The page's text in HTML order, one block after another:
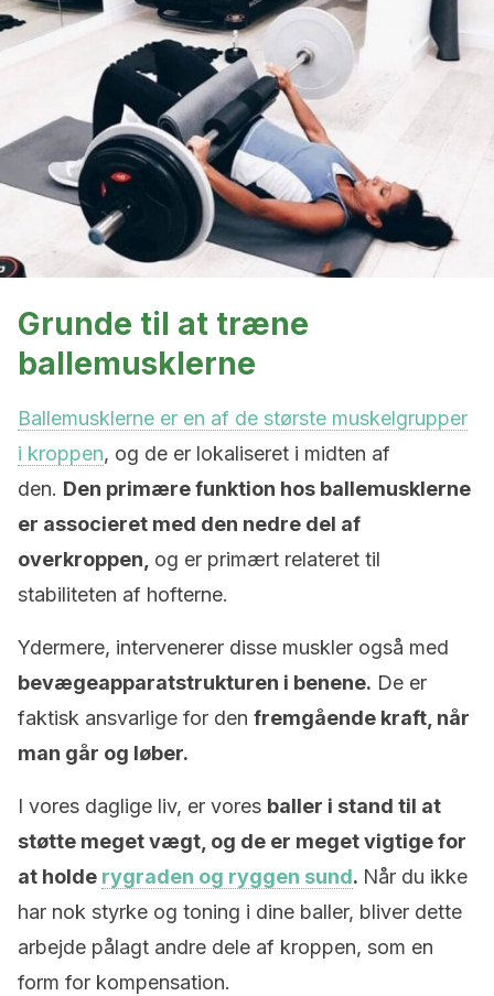
Grunde til at træne
ballemusklerne
Ballemusklerne er en af de største muskelgrupper
i kroppen, og de er lokaliseret i midten af
den. Den primære funktion hos ballemusklerne
er associeret med den nedre del af
overkroppen, og er primært relateret til
stabiliteten af hofterne.
Ydermere, intervenerer disse muskler også med
bevægeapparatstrukturen i benene. De er
faktisk ansvarlige for den fremgående kraft, når
man går og løber.
I vores daglige liv, er vores baller i stand til at
støtte meget vægt, og de er meget vigtige for
at holde rygraden og ryggen sund. Når du ikke
har nok styrke og toning i dine baller, bliver dette
arbejde pålagt andre dele af kroppen, som en
form for kompensation.